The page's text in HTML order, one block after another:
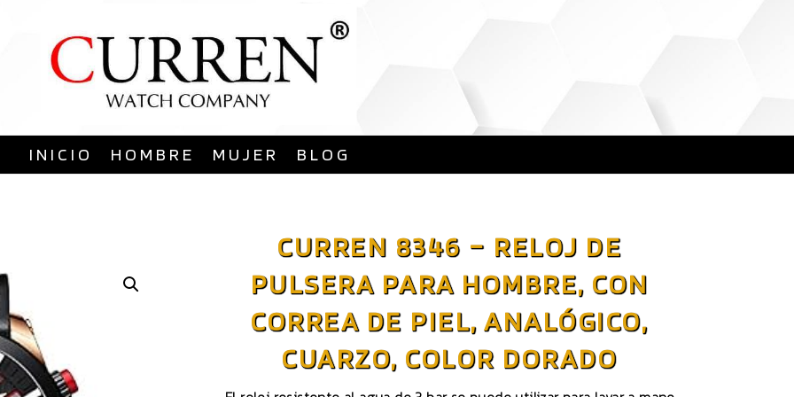
al
contenido
INICIO HOMBRE MUJER BLOG
CURREN 8346 – RELOJ DE
PULSERA PARA HOMBRE, CON
CORREA DE PIEL, ANALÓGICO,
CUARZO, COLOR DORADO